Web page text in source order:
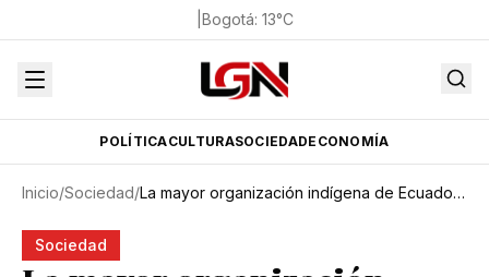
Bogotá: 13°C
POLÍTICACULTURASOCIEDADECONOMÍA
Inicio/Sociedad/ La mayor organización indígena de Ecuador convoca a paro nacional en rechazo al alza de combustible
Sociedad